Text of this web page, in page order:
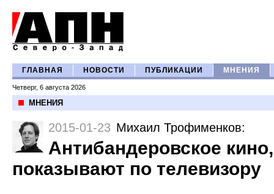
ГЛАВНАЯ НОВОСТИ ПУБЛИКАЦИИ МНЕНИЯ
Четверг, 6 августа 2026
МНЕНИЯ
2015-01-23 Михаил Трофименков:
Антибандеровское
показывают по телевизору